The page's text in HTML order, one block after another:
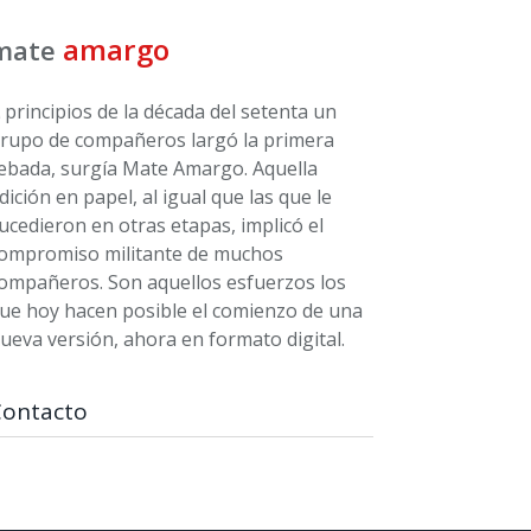
amargo
principios de la década del setenta un
de compañeros largó la primera
surgía Mate Amargo. Aquella
en papel, al igual que las que le
en otras etapas, implicó el
militante de muchos
Son aquellos esfuerzos los
hoy hacen posible el comienzo de una
versión, ahora en formato digital.